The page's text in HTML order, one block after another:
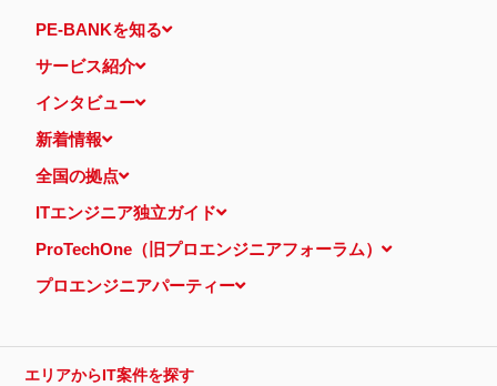
PE-BANKを知る
サービス紹介
インタビュー
新着情報
全国の拠点
ITエンジニア独立ガイド
ProTechOne（旧プロエンジニアフォーラム）
プロエンジニアパーティー
エリアからIT案件を探す